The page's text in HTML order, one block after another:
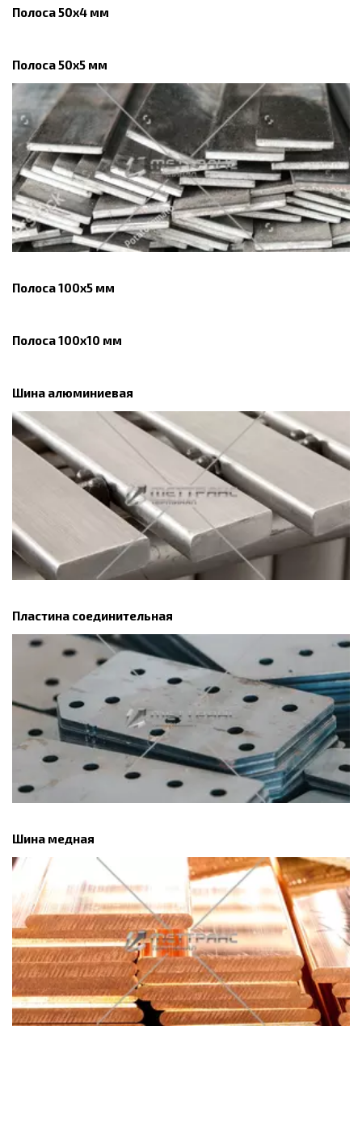
Полоса 50х4 мм
Полоса 50x5 мм
Полоса 100x5 мм
Полоса 100x10 мм
Шина алюминиевая
Пластина соединительная
Шина медная